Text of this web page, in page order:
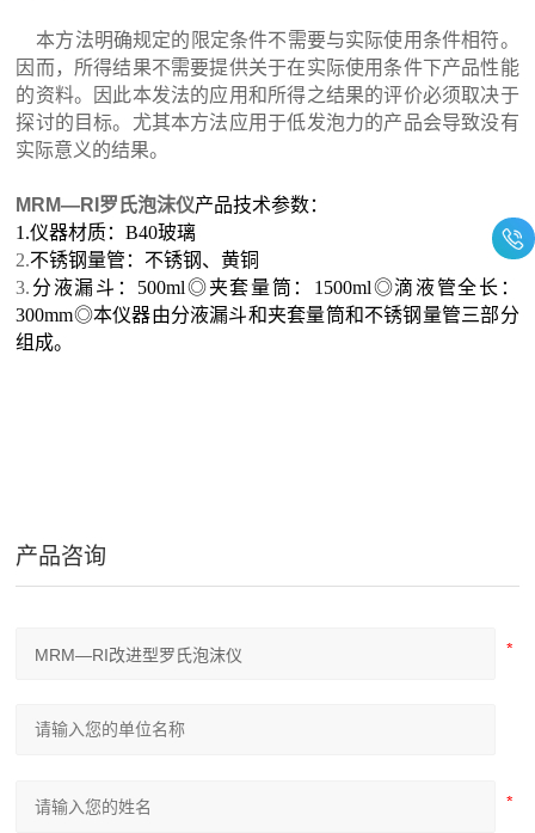
本方法明确规定的限定条件不需要与实际使用条件相符。
因而，所得结果不需要提供关于在实际使用条件下产品性能
的资料。因此本发法的应用和所得之结果的评价必须取决于
探讨的目标。尤其本方法应用于低发泡力的产品会导致没有
实际意义的结果。
MRM—RI罗氏泡沫仪产品技术参数：
1.仪器材质：B40玻璃
2.不锈钢量管：不锈钢、黄铜
3. 分液漏斗：500ml◎夹套量筒：1500ml◎滴液管全长：
300mm◎本仪器由分液漏斗和夹套量筒和不锈钢量管三部分
组成。
产品咨询